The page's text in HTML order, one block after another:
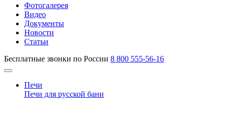
Фотогалерея
Видео
Документы
Новости
Статьи
Бесплатные звонки по России 8 800 555-56-16
Печи
Печи для русской бани